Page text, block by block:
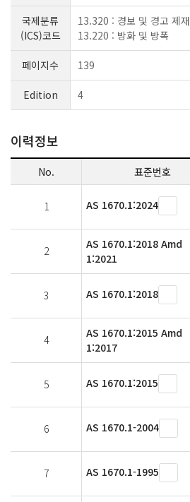
국제분류
(ICS)코드
13.320 : 경보 및 경고 제재
13.220 : 방화 및 방폭
페이지수 139
Edition 4
이력정보
No. 표준번호
1 AS 1670.1:2024
2
AS 1670.1:2018 Amd
1:2021
3 AS 1670.1:2018
4
AS 1670.1:2015 Amd
1:2017
5 AS 1670.1:2015
6 AS 1670.1-2004
7 AS 1670.1-1995